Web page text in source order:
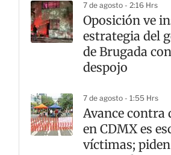
7 de agosto - 2:16 Hrs
Oposición ve
estrategia del
de Brugada
despojo
7 de agosto - 1:55 Hrs
Avance contra
en CDMX es
víctimas;